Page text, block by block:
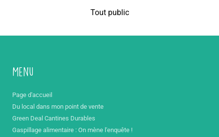
Tout public
Menu
Page d'accueil
Du local dans mon point de vente
Green Deal Cantines Durables
Gaspillage alimentaire : On mène l'enquête !